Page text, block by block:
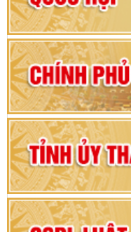
Hướng
khoá XVI
2026-2031
80 năm
vì sự
Bộ Chính
Đảng bộ
2025 -
Đại hội đại
nhiệm kỳ
Đại hội